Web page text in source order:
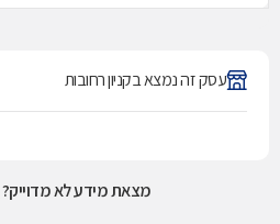
עסק זה נמצא בקניון רחובות
מצאת מידע לא מדוייק?